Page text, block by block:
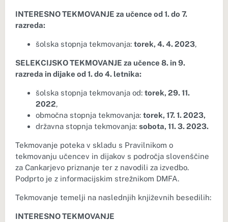
INTERESNO TEKMOVANJE za učence od 1. do 7.
razreda:
šolska stopnja tekmovanja: torek, 4. 4. 2023,
SELEKCIJSKO TEKMOVANJE za učence 8. in 9.
razreda in dijake od 1. do 4. letnika:
šolska stopnja tekmovanja od: torek, 29. 11.
2022,
območna stopnja tekmovanja: torek, 17. 1. 2023,
državna stopnja tekmovanja: sobota, 11. 3. 2023.
Tekmovanje poteka v skladu s Pravilnikom o
tekmovanju učencev in dijakov s področja slovenščine
za Cankarjevo priznanje ter z navodili za izvedbo.
Podprto je z informacijskim strežnikom DMFA.
Tekmovanje temelji na naslednjih književnih besedilih:
INTERESNO TEKMOVANJE